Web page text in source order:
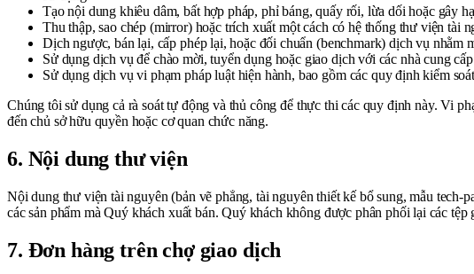
Tạo nội dung khiêu dâm, bất hợp pháp, phỉ báng, quấy rối, lừa dối hoặc gây
Thu thập, sao chép (mirror) hoặc trích xuất một cách có hệ thống thư viện tài
Dịch ngược, bán lại, cấp phép lại, hoặc đối chuẩn (benchmark) dịch vụ nhằm
Sử dụng dịch vụ để chào mời, tuyển dụng hoặc giao dịch với các nhà cung
Sử dụng dịch vụ vi phạm pháp luật hiện hành, bao gồm các quy định kiểm
Chúng tôi sử dụng cả rà soát tự động và thủ công để thực thi các quy định này. Vi
đến chủ sở hữu quyền hoặc cơ quan chức năng.
6. Nội dung thư viện
Nội dung thư viện tài nguyên (bản vẽ phẳng, tài nguyên thiết kế bổ sung, mẫu
các sản phẩm mà Quý khách xuất bán. Quý khách không được phân phối lại các
7. Đơn hàng trên chợ giao dịch